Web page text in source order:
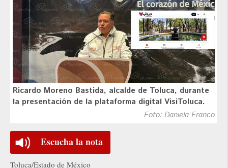
Ricardo Moreno Bastida, alcalde de Toluca, durante
la presentación de la plataforma digital VisiToluca.
Foto: Daniela Franco
Escucha la nota
Toluca/Estado de México